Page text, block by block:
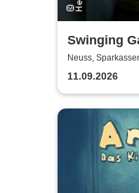
Swinging
Neuss,
der
11.09.2026